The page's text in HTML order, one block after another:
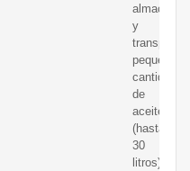
almacenar
y
transportar
pequeñas
cantidades
de
aceite
(hasta
30
litros).